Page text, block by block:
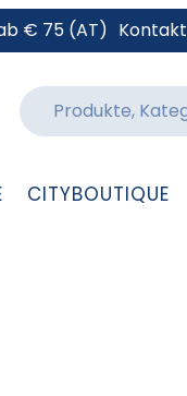
€ 75 (AT) Kontakt
CITYBOUTIQUE